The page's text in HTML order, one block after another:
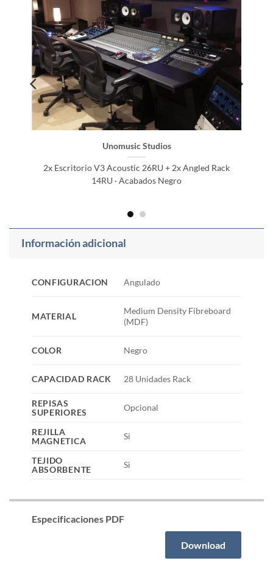
Unomusic Studios
2x Escritorio V3 Acoustic 26RU + 2x Angled Rack
14RU · Acabados Negro
Información adicional
CONFIGURACION Angulado
MATERIAL
Medium Density Fibreboard
(MDF)
COLOR Negro
CAPACIDAD RACK 28 Unidades Rack
REPISAS
SUPERIORES
Opcional
REJILLA
MAGNETICA
Si
TEJIDO
ABSORBENTE
Si
Especificaciones PDF
Download